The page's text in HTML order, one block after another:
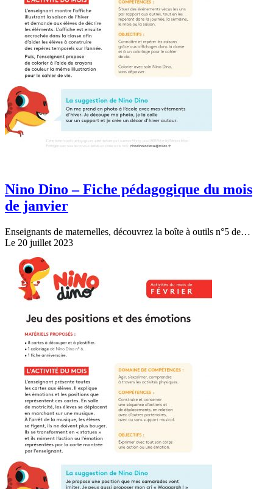
Nino Dino – Fiche pédagogique du mois
de janvier
Enseignants de maternelles, découvrez la boîte à outils n°5 de…
Le 20 juillet 2023